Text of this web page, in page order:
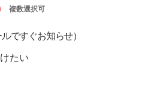
複数選択可
ですぐお知らせ）
たい